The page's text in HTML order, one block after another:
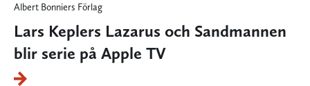
Albert Bonniers Förlag
Lars Keplers Lazarus och Sandmannen
blir serie på Apple TV